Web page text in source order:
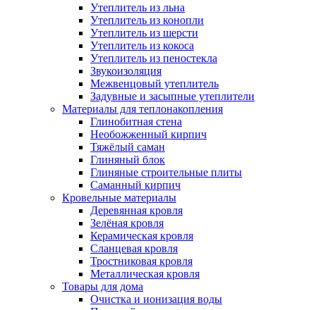
Утеплитель из льна
Утеплитель из конопли
Утеплитель из шерсти
Утеплитель из кокоса
Утеплитель из пеностекла
Звукоизоляция
Межвенцовый утеплитель
Задувные и засыпные утеплители
Материалы для теплонакопления
Глинобитная стена
Необожженный кирпич
Тяжёлый саман
Глиняный блок
Глиняные строительные плиты
Саманный кирпич
Кровельные материалы
Деревянная кровля
Зелёная кровля
Керамическая кровля
Сланцевая кровля
Тростниковая кровля
Металлическая кровля
Товары для дома
Очистка и ионизация воды